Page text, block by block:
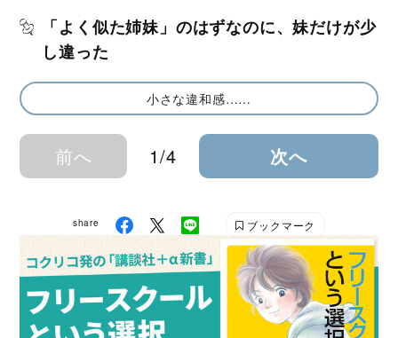
「よく似た姉妹」のはずなのに、妹だけが少
し違った
小さな違和感……
前へ 1/4 次へ
share ブックマーク